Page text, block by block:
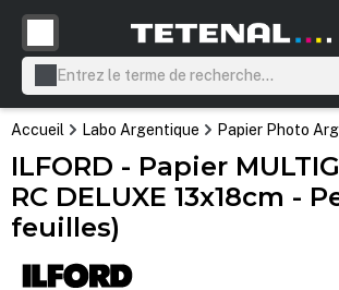
principal
Accueil Labo Argentique Papier Photo
ILFORD - Papier
RC DELUXE 13x18cm -
feuilles)